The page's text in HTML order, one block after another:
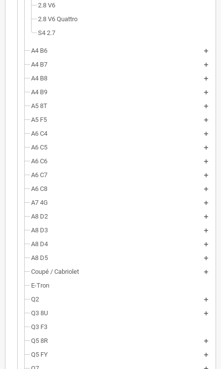
2.8 V6
2.8 V6 Quattro
S4 2.7
A4 B6
A4 B7
A4 B8
A4 B9
A5 8T
A5 F5
A6 C4
A6 C5
A6 C6
A6 C7
A6 C8
A7 4G
A8 D2
A8 D3
A8 D4
A8 D5
Coupé / Cabriolet
E-Tron
Q2
Q3 8U
Q3 F3
Q5 8R
Q5 FY